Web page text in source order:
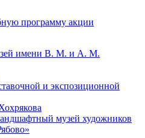
программу акции
имени В. М. и А. М.
и экспозиционной
музей художников